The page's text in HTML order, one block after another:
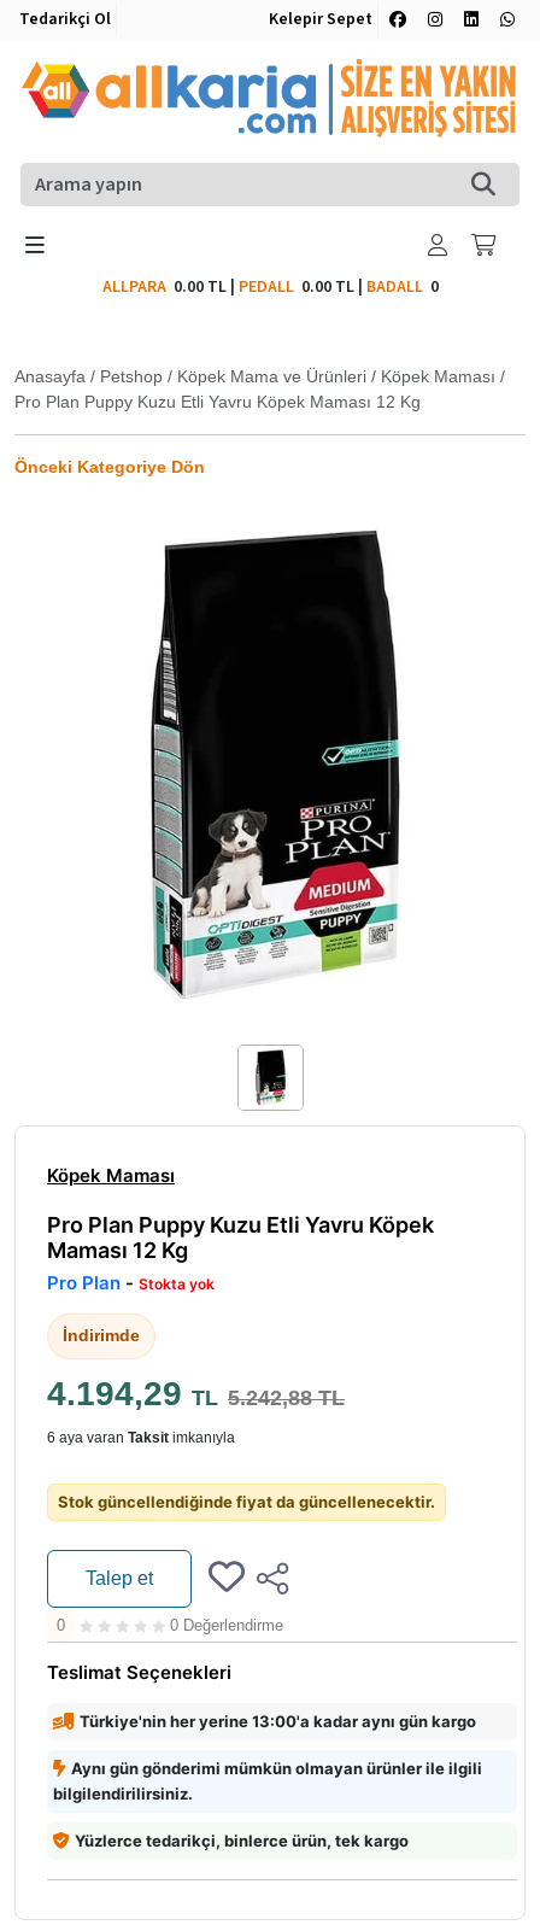
Tedarikçi Ol Kelepir Sepet
ALLPARA 0.00 TL| PEDALL 0.00 TL| BADALL0
Anasayfa / Petshop / Köpek Mama ve Ürünleri / Köpek Maması /
Pro Plan Puppy Kuzu Etli Yavru Köpek Maması 12 Kg
Önceki Kategoriye Dön
Köpek Maması
Pro Plan Puppy Kuzu Etli Yavru Köpek
Maması 12 Kg
Pro Plan - Stokta yok
İndirimde
4.194,29 TL 5.242,88 TL
6 aya varan Taksit imkanıyla
Stok güncellendiğinde fiyat da güncellenecektir.
Talep et
0 0 Değerlendirme
Teslimat Seçenekleri
Türkiye'nin her yerine 13:00'a kadar aynı gün kargo
Aynı gün gönderimi mümkün olmayan ürünler ile ilgili
bilgilendirilirsiniz.
Yüzlerce tedarikçi, binlerce ürün, tek kargo